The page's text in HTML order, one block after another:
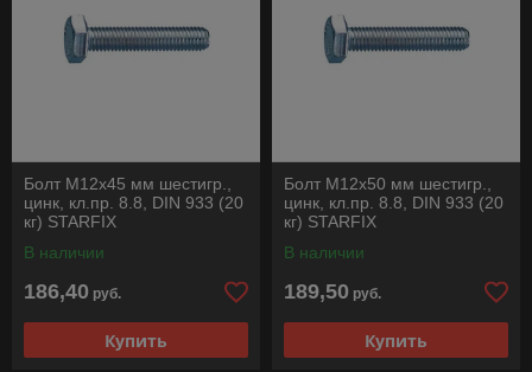
Болт М12х45 мм шестигр.,
цинк, кл.пр. 8.8, DIN 933 (20
кг) STARFIX
В наличии
186,40 руб.
Купить
Болт М12х50 мм шестигр.,
цинк, кл.пр. 8.8, DIN 933 (20
кг) STARFIX
В наличии
189,50 руб.
Купить